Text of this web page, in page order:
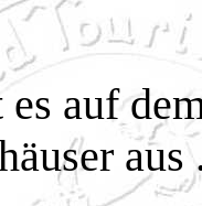
es auf
aus